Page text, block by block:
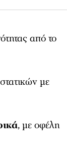
από το
με
, με οφέλη